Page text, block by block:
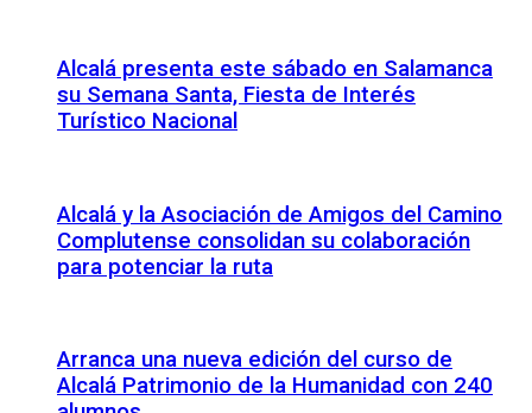
Alcalá presenta este sábado en Salamanca
su Semana Santa, Fiesta de Interés
Turístico Nacional
Alcalá y la Asociación de Amigos del Camino
Complutense consolidan su colaboración
para potenciar la ruta
Arranca una nueva edición del curso de
Alcalá Patrimonio de la Humanidad con 240